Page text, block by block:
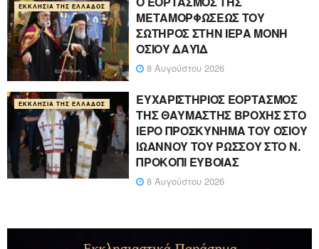
ΕΚΚΛΗΣΊΑ ΤΗΣ ΕΛΛΆΔΟΣ
ΜΕΤΑΜΟΡΦΩΣΕΩΣ ΤΟΥ
ΣΩΤΗΡΟΣ ΣΤΗΝ ΙΕΡΑ ΜΟΝΗ
ΟΣΙΟΥ ΔΑΥΪΔ
8 Αυγούστου 2026
ΕΚΚΛΗΣΊΑ ΤΗΣ ΕΛΛΆΔΟΣ
ΕΥΧΑΡΙΣΤΗΡΙΟΣ ΕΟΡΤΑΣΜΟΣ
ΤΗΣ ΘΑΥΜΑΣΤΗΣ ΒΡΟΧΗΣ ΣΤΟ
ΙΕΡΟ ΠΡΟΣΚΥΝΗΜΑ ΤΟΥ ΟΣΙΟΥ
ΙΩΑΝΝΟΥ ΤΟΥ ΡΩΣΣΟΥ ΣΤΟ Ν.
ΠΡΟΚΟΠΙ ΕΥΒΟΙΑΣ
8 Αυγούστου 2026